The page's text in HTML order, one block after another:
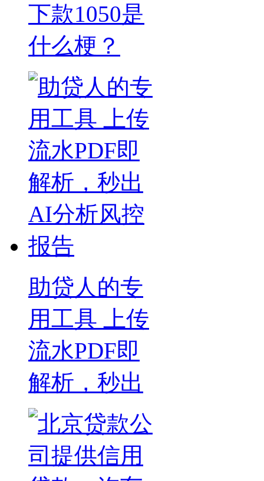
下款1050是
什么梗？
助贷人的专
用工具 上传
流水PDF即
解析，秒出